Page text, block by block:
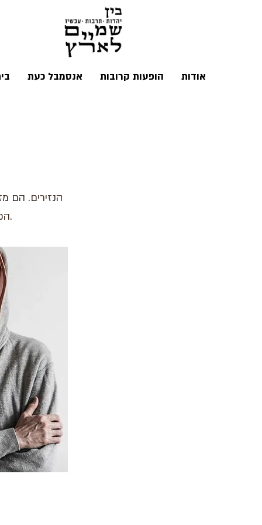
אודות הופעות קרובות אנסמבל כעת
הנזירים. הם
הכי מושלם שיש, הם חוקרים את מוחותיהם ונאבקים בסבך הגדל שם באופן פראי.